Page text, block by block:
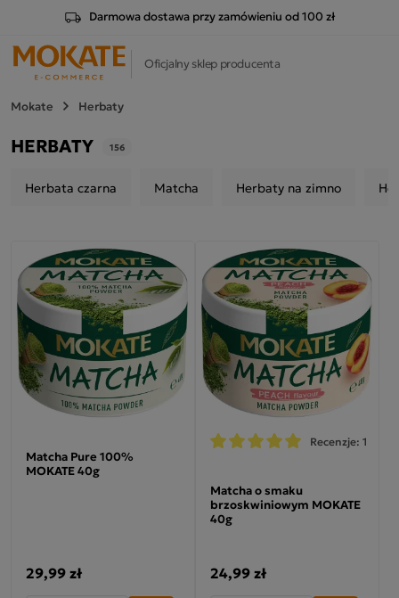
Darmowa dostawa przy zamówieniu od 100 zł
Oficjalny sklep producenta
Mokate Herbaty
HERBATY 156
Herbata czarna Matcha Herbaty na zimno
Matcha Pure 100%
MOKATE 40g
29,99 zł
Recenzje: 1
Matcha o smaku
brzoskwiniowym MOKATE
40g
24,99 zł